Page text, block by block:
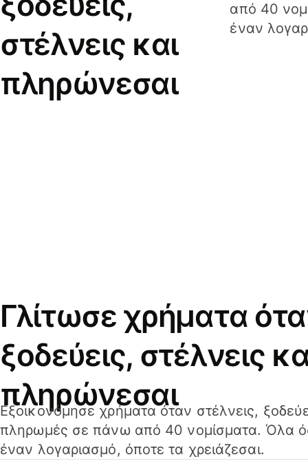
στέλνεις και
πληρώνεσαι
από 40
έναν
Γλίτωσε χρήματα
ξοδεύεις, στέλνεις
πληρώνεσαι
Εξοικονόμησε χρήματα όταν στέλνεις,
πληρωμές σε πάνω από 40 νομίσματα. Όλα
έναν λογαριασμό, όποτε τα χρειάζεσαι.